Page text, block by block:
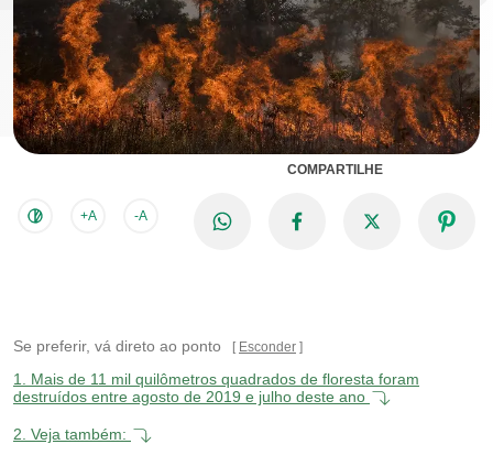
+A -A
COMPARTILHE
Se preferir, vá direto ao ponto Esconder
1.
Mais de 11 mil quilômetros quadrados de floresta foram
destruídos entre agosto de 2019 e julho deste ano
2. Veja também: